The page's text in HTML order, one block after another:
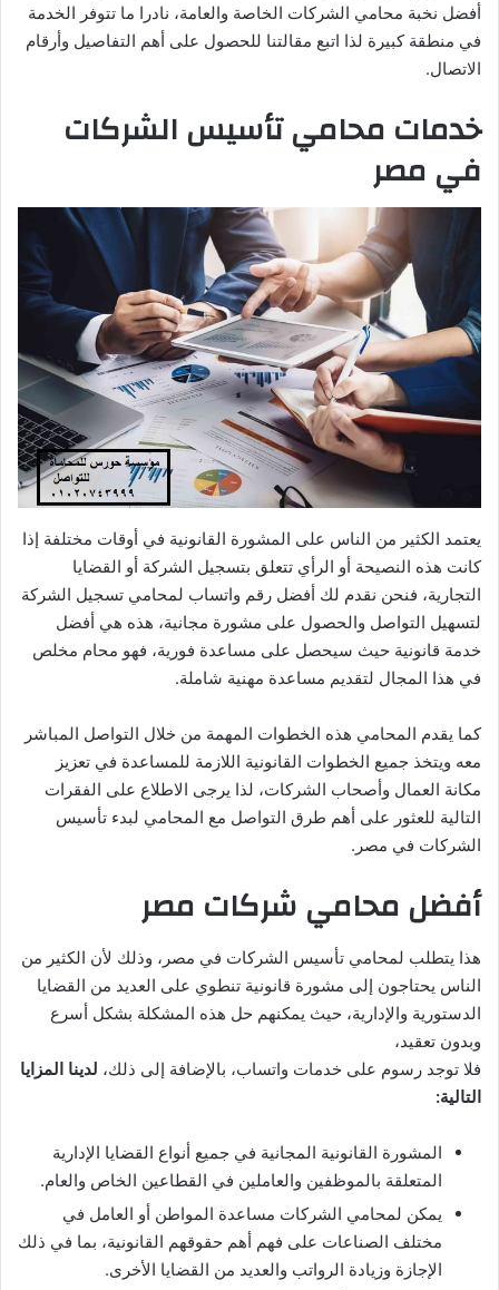
أفضل نخبة محامي الشركات الخاصة والعامة، نادرا ما تتوفر الخدمة
في منطقة كبيرة لذا اتبع مقالتنا للحصول على أهم التفاصيل وأرقام
الاتصال.
خدمات محامي تأسيس الشركات
في مصر
يعتمد الكثير من الناس على المشورة القانونية في أوقات مختلفة إذا
كانت هذه النصيحة أو الرأي تتعلق بتسجيل الشركة أو القضايا
التجارية، فنحن نقدم لك أفضل رقم واتساب لمحامي تسجيل الشركة
لتسهيل التواصل والحصول على مشورة مجانية، هذه هي أفضل
خدمة قانونية حيث سيحصل على مساعدة فورية، فهو محام مخلص
في هذا المجال لتقديم مساعدة مهنية شاملة.
كما يقدم المحامي هذه الخطوات المهمة من خلال التواصل المباشر
معه ويتخذ جميع الخطوات القانونية اللازمة للمساعدة في تعزيز
مكانة العمال وأصحاب الشركات، لذا يرجى الاطلاع على الفقرات
التالية للعثور على أهم طرق التواصل مع المحامي لبدء تأسيس
الشركات في مصر.
أفضل محامي شركات مصر
هذا يتطلب لمحامي تأسيس الشركات في مصر، وذلك لأن الكثير من
الناس يحتاجون إلى مشورة قانونية تنطوي على العديد من القضايا
الدستورية والإدارية، حيث يمكنهم حل هذه المشكلة بشكل أسرع
وبدون تعقيد،
فلا توجد رسوم على خدمات واتساب، بالإضافة إلى ذلك، لدينا المزايا
التالية:
المشورة القانونية المجانية في جميع أنواع القضايا الإدارية
المتعلقة بالموظفين والعاملين في القطاعين الخاص والعام.
يمكن لمحامي الشركات مساعدة المواطن أو العامل في
مختلف الصناعات على فهم أهم حقوقهم القانونية، بما في ذلك
الإجازة وزيادة الرواتب والعديد من القضايا الأخرى.